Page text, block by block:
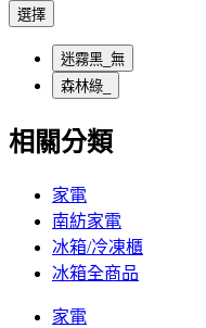
選擇
迷霧黑_無
森林綠_
相關分類
家電
南紡家電
冰箱/冷凍櫃
冰箱全商品
家電